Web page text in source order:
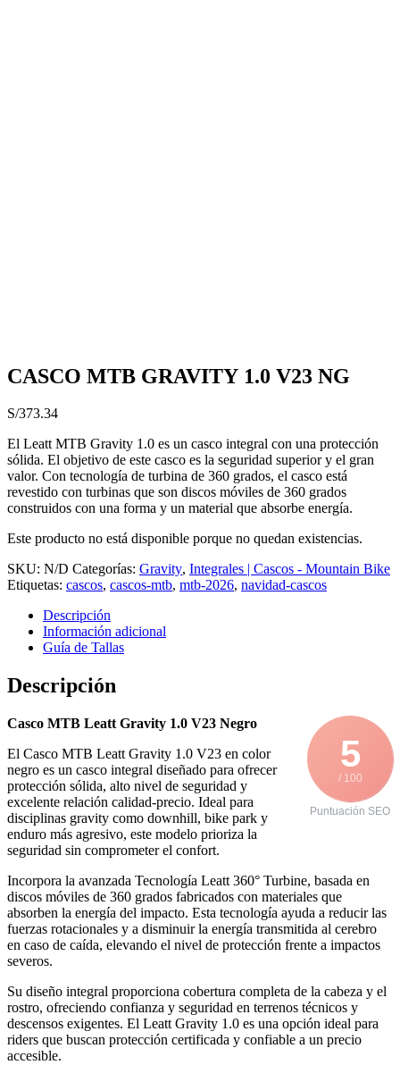
CASCO MTB GRAVITY 1.0 V23 NG
S/373.34
El Leatt MTB Gravity 1.0 es un casco integral con una protección
sólida. El objetivo de este casco es la seguridad superior y el gran
valor. Con tecnología de turbina de 360 ​​grados, el casco está
revestido con turbinas que son discos móviles de 360 ​​grados
construidos con una forma y un material que absorbe energía.
Este producto no está disponible porque no quedan existencias.
SKU: N/D Categorías: Gravity, Integrales | Cascos - Mountain Bike
Etiquetas: cascos, cascos-mtb, mtb-2026, navidad-cascos
Descripción
Información adicional
Guía de Tallas
Descripción
5
/ 100
Puntuación SEO
Casco MTB Leatt Gravity 1.0 V23 Negro
El Casco MTB Leatt Gravity 1.0 V23 en color
negro es un casco integral diseñado para ofrecer
protección sólida, alto nivel de seguridad y
excelente relación calidad-precio. Ideal para
disciplinas gravity como downhill, bike park y
enduro más agresivo, este modelo prioriza la
seguridad sin comprometer el confort.
Incorpora la avanzada Tecnología Leatt 360° Turbine, basada en
discos móviles de 360 grados fabricados con materiales que
absorben la energía del impacto. Esta tecnología ayuda a reducir las
fuerzas rotacionales y a disminuir la energía transmitida al cerebro
en caso de caída, elevando el nivel de protección frente a impactos
severos.
Su diseño integral proporciona cobertura completa de la cabeza y el
rostro, ofreciendo confianza y seguridad en terrenos técnicos y
descensos exigentes. El Leatt Gravity 1.0 es una opción ideal para
riders que buscan protección certificada y confiable a un precio
accesible.